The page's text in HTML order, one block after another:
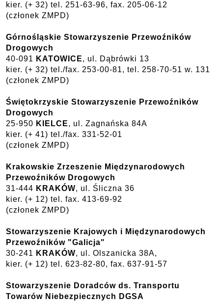
kier. (+ 32) tel. 251-63-96, fax. 205-06-12
(członek ZMPD)
Górnośląskie Stowarzyszenie Przewoźników
Drogowych
40-091 KATOWICE, ul. Dąbrówki 13
kier. (+ 32) tel./fax. 253-00-81, tel. 258-70-51 w. 131
(członek ZMPD)
Świętokrzyskie Stowarzyszenie Przewoźników
Drogowych
25-950 KIELCE, ul. Zagnańska 84A
kier. (+ 41) tel./fax. 331-52-01
(członek ZMPD)
Krakowskie Zrzeszenie Międzynarodowych
Przewoźników Drogowych
31-444 KRAKÓW, ul. Śliczna 36
kier. (+ 12) tel. fax. 413-69-92
(członek ZMPD)
Stowarzyszenie Krajowych i Międzynarodowych
Przewoźników "Galicja"
30-241 KRAKÓW, ul. Olszanicka 38A,
kier. (+ 12) tel. 623-82-80, fax. 637-91-57
Stowarzyszenie Doradców ds. Transportu
Towarów Niebezpiecznych DGSA